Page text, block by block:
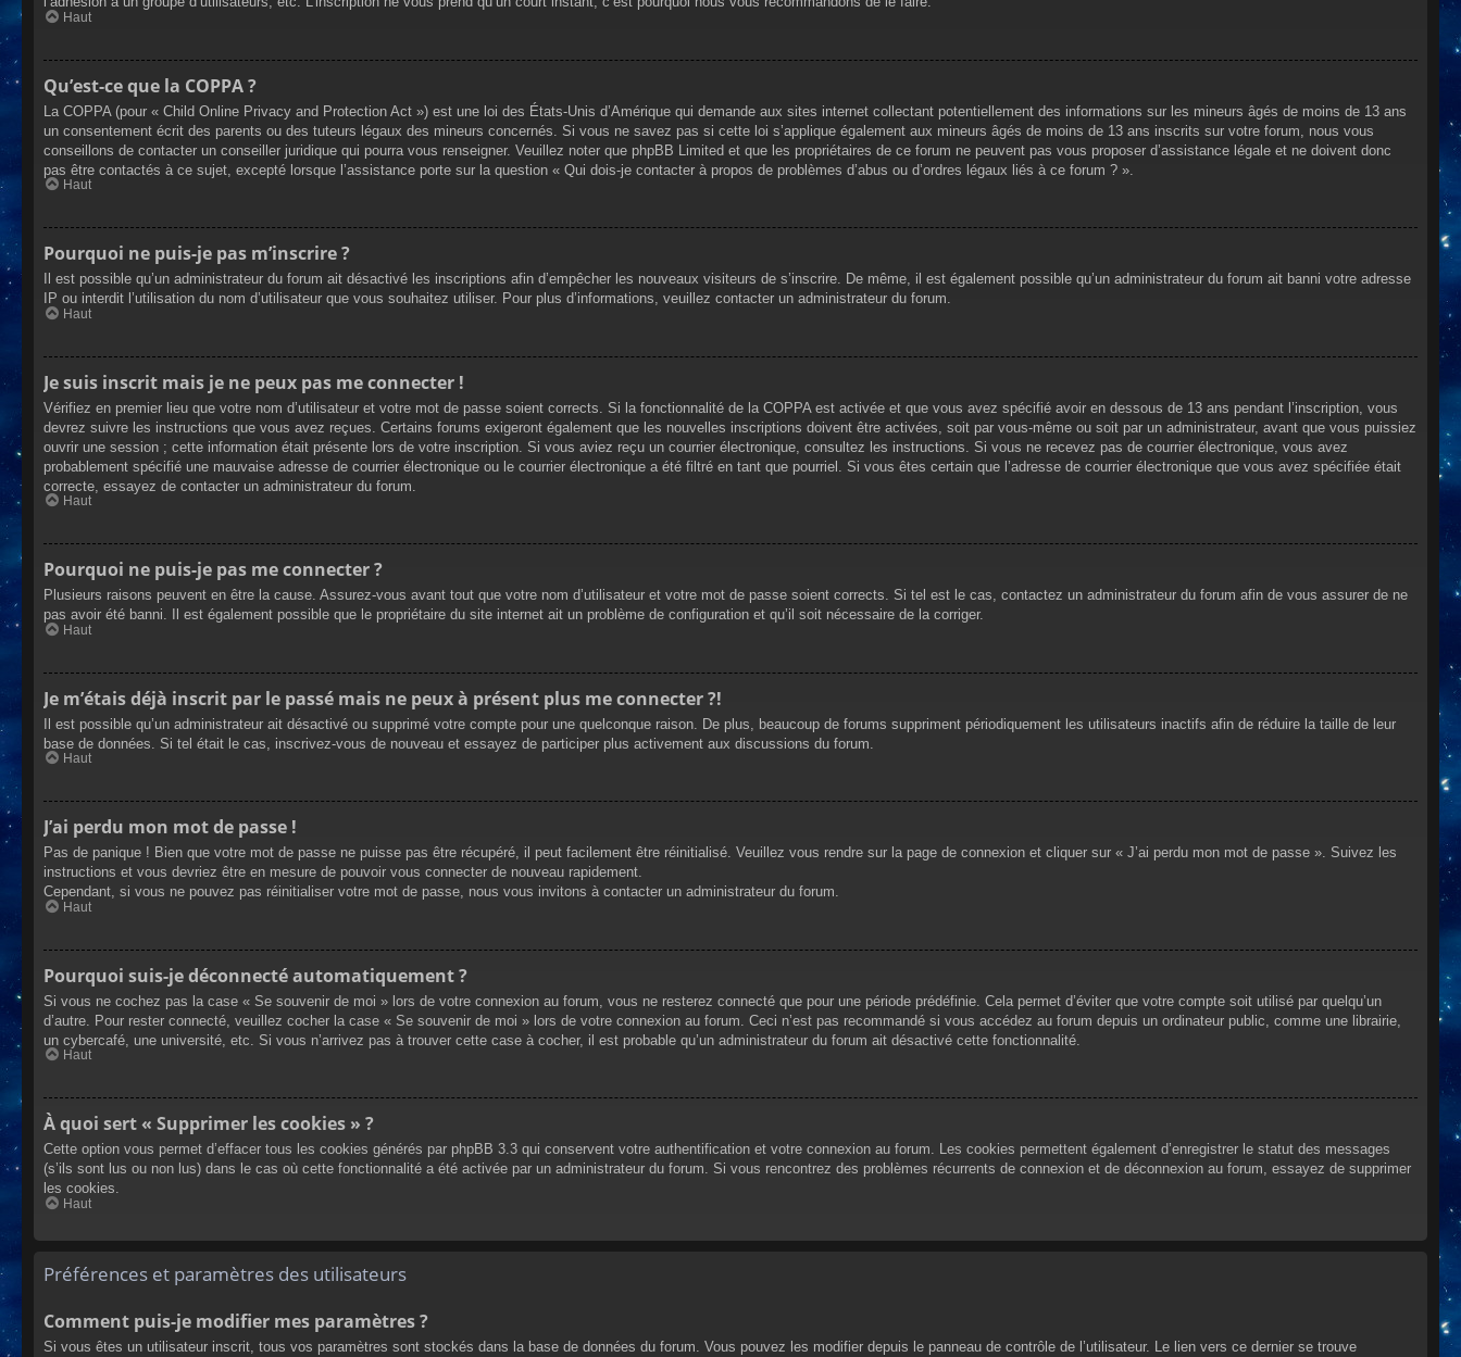
Haut
Qu’est-ce que la COPPA ?
La COPPA (pour « Child Online Privacy and Protection Act ») est une loi des États-Unis d’Amérique qui demande aux sites internet collectant potentiellement des informations sur les mineurs âgés de moins de 13 ans
un consentement écrit des parents ou des tuteurs légaux des mineurs concernés. Si vous ne savez pas si cette loi s’applique également aux mineurs âgés de moins de 13 ans inscrits sur votre forum, nous vous
conseillons de contacter un conseiller juridique qui pourra vous renseigner. Veuillez noter que phpBB Limited et que les propriétaires de ce forum ne peuvent pas vous proposer d’assistance légale et ne doivent donc
pas être contactés à ce sujet, excepté lorsque l’assistance porte sur la question « Qui dois-je contacter à propos de problèmes d’abus ou d’ordres légaux liés à ce forum ? ».
Haut
Pourquoi ne puis-je pas m’inscrire ?
Il est possible qu’un administrateur du forum ait désactivé les inscriptions afin d’empêcher les nouveaux visiteurs de s’inscrire. De même, il est également possible qu’un administrateur du forum ait banni votre adresse
IP ou interdit l’utilisation du nom d’utilisateur que vous souhaitez utiliser. Pour plus d’informations, veuillez contacter un administrateur du forum.
Haut
Je suis inscrit mais je ne peux pas me connecter !
Vérifiez en premier lieu que votre nom d’utilisateur et votre mot de passe soient corrects. Si la fonctionnalité de la COPPA est activée et que vous avez spécifié avoir en dessous de 13 ans pendant l’inscription, vous
devrez suivre les instructions que vous avez reçues. Certains forums exigeront également que les nouvelles inscriptions doivent être activées, soit par vous-même ou soit par un administrateur, avant que vous puissiez
ouvrir une session ; cette information était présente lors de votre inscription. Si vous aviez reçu un courrier électronique, consultez les instructions. Si vous ne recevez pas de courrier électronique, vous avez
probablement spécifié une mauvaise adresse de courrier électronique ou le courrier électronique a été filtré en tant que pourriel. Si vous êtes certain que l’adresse de courrier électronique que vous avez spécifiée était
correcte, essayez de contacter un administrateur du forum.
Haut
Pourquoi ne puis-je pas me connecter ?
Plusieurs raisons peuvent en être la cause. Assurez-vous avant tout que votre nom d’utilisateur et votre mot de passe soient corrects. Si tel est le cas, contactez un administrateur du forum afin de vous assurer de ne
pas avoir été banni. Il est également possible que le propriétaire du site internet ait un problème de configuration et qu’il soit nécessaire de la corriger.
Haut
Je m’étais déjà inscrit par le passé mais ne peux à présent plus me connecter ?!
Il est possible qu’un administrateur ait désactivé ou supprimé votre compte pour une quelconque raison. De plus, beaucoup de forums suppriment périodiquement les utilisateurs inactifs afin de réduire la taille de leur
base de données. Si tel était le cas, inscrivez-vous de nouveau et essayez de participer plus activement aux discussions du forum.
Haut
J’ai perdu mon mot de passe !
Pas de panique ! Bien que votre mot de passe ne puisse pas être récupéré, il peut facilement être réinitialisé. Veuillez vous rendre sur la page de connexion et cliquer sur « J’ai perdu mon mot de passe ». Suivez les
instructions et vous devriez être en mesure de pouvoir vous connecter de nouveau rapidement.
Cependant, si vous ne pouvez pas réinitialiser votre mot de passe, nous vous invitons à contacter un administrateur du forum.
Haut
Pourquoi suis-je déconnecté automatiquement ?
Si vous ne cochez pas la case « Se souvenir de moi » lors de votre connexion au forum, vous ne resterez connecté que pour une période prédéfinie. Cela permet d’éviter que votre compte soit utilisé par quelqu’un
d’autre. Pour rester connecté, veuillez cocher la case « Se souvenir de moi » lors de votre connexion au forum. Ceci n’est pas recommandé si vous accédez au forum depuis un ordinateur public, comme une librairie,
un cybercafé, une université, etc. Si vous n’arrivez pas à trouver cette case à cocher, il est probable qu’un administrateur du forum ait désactivé cette fonctionnalité.
Haut
À quoi sert « Supprimer les cookies » ?
Cette option vous permet d’effacer tous les cookies générés par phpBB 3.3 qui conservent votre authentification et votre connexion au forum. Les cookies permettent également d’enregistrer le statut des messages
(s’ils sont lus ou non lus) dans le cas où cette fonctionnalité a été activée par un administrateur du forum. Si vous rencontrez des problèmes récurrents de connexion et de déconnexion au forum, essayez de supprimer
les cookies.
Haut
Préférences et paramètres des utilisateurs
Comment puis-je modifier mes paramètres ?
Si vous êtes un utilisateur inscrit, tous vos paramètres sont stockés dans la base de données du forum. Vous pouvez les modifier depuis le panneau de contrôle de l’utilisateur. Le lien vers ce dernier se trouve